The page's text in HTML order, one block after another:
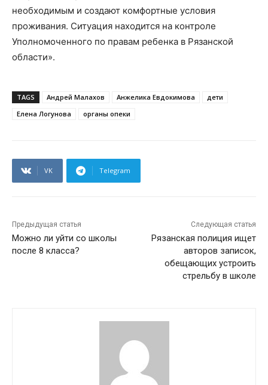
необходимым и создают комфортные условия
проживания. Ситуация находится на контроле
Уполномоченного по правам ребенка в Рязанской
области».
TAGS Андрей Малахов Анжелика Евдокимова
дети
Елена Логунова
органы опеки
VK Telegram
Предыдущая статья
Можно ли уйти со школы
после 8 класса?
Следующая статья
Рязанская полиция ищет
авторов записок,
обещающих устроить
стрельбу в школе